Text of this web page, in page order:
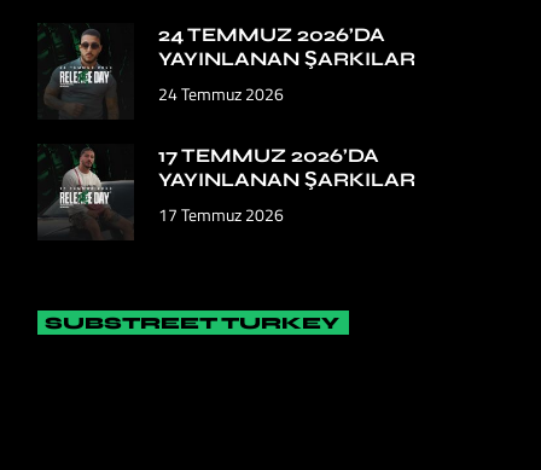
24 TEMMUZ 2026’DA
YAYINLANAN ŞARKILAR
24 Temmuz 2026
17 TEMMUZ 2026’DA
YAYINLANAN ŞARKILAR
17 Temmuz 2026
SUBSTREET TURKEY